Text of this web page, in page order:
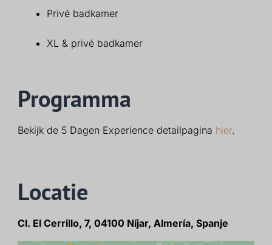
Privé badkamer
XL & privé badkamer
Programma
Bekijk de 5 Dagen Experience detailpagina hier.
Locatie
Cl. El Cerrillo, 7, 04100 Níjar, Almería, Spanje